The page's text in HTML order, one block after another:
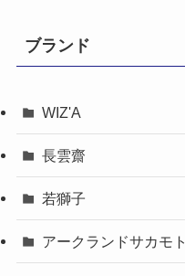
ブランド
WIZ'A
長雲齋
若獅子
アークランドサカモト